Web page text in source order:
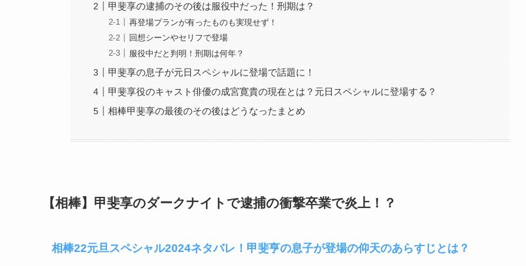
甲斐享の逮捕のその後は服役中だった！刑期は？
再登場プランが有ったものも実現せず！
回想シーンやセリフで登場
服役中だと判明！刑期は何年？
甲斐享の息子が元日スペシャルに登場で話題に！
甲斐享役のキャスト俳優の成宮寛貴の現在とは？元日スペシャルに登場する？
相棒甲斐享の最後のその後はどうなったまとめ
【相棒】甲斐享のダークナイトで逮捕の衝撃卒業で炎上！？
相棒22元旦スペシャル2024ネタバレ！甲斐亨の息子が登場の仰天のあらすじとは？